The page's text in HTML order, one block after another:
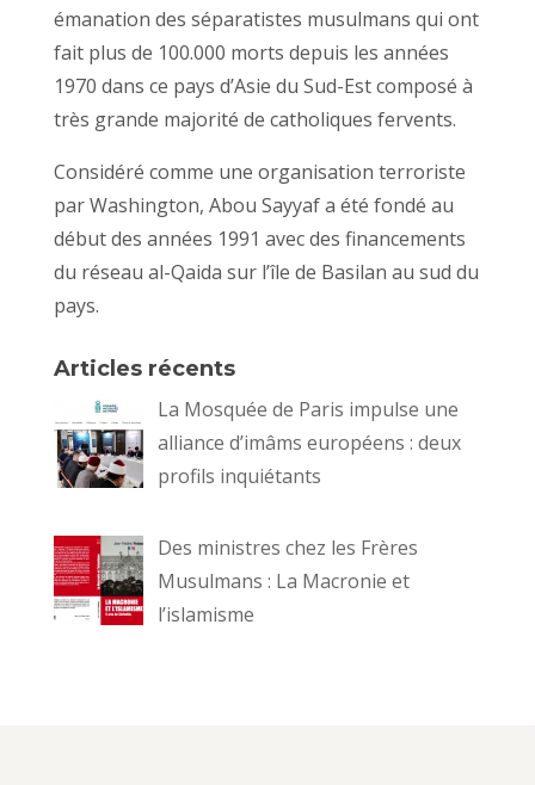
émanation des séparatistes musulmans qui ont
fait plus de 100.000 morts depuis les années
1970 dans ce pays d’Asie du Sud-Est composé à
très grande majorité de catholiques fervents.
Considéré comme une organisation terroriste
par Washington, Abou Sayyaf a été fondé au
début des années 1991 avec des financements
du réseau al-Qaida sur l’île de Basilan au sud du
pays.
Articles récents
La Mosquée de Paris impulse une
alliance d’imâms européens : deux
profils inquiétants
Des ministres chez les Frères
Musulmans : La Macronie et
l’islamisme